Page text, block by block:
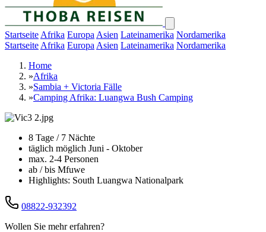
Startseite Afrika Europa Asien Lateinamerika Nordamerika
Startseite Afrika Europa Asien Lateinamerika Nordamerika
Home
»Afrika
»Sambia + Victoria Fälle
»Camping Afrika: Luangwa Bush Camping
8 Tage / 7 Nächte
täglich möglich Juni - Oktober
max. 2-4 Personen
ab / bis Mfuwe
Highlights: South Luangwa Nationalpark
08822-932392
Wollen Sie mehr erfahren?